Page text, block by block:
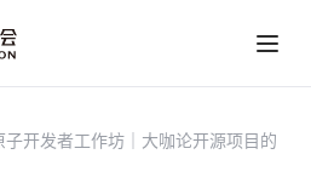
子开发者工作坊｜大咖论开源项目的